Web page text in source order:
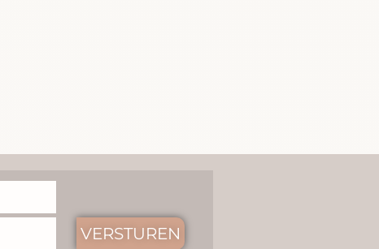
VERSTUREN